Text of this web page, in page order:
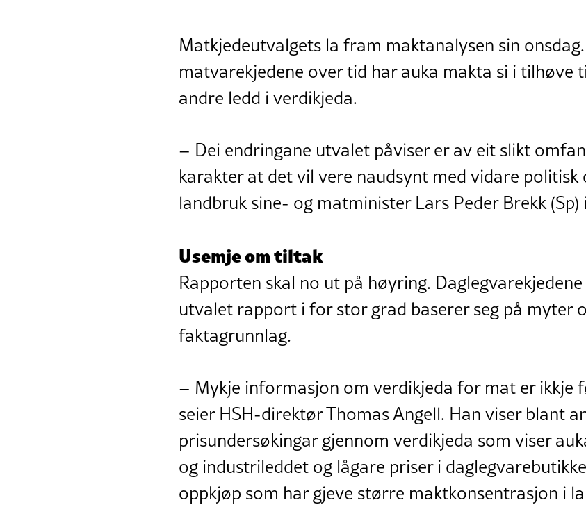
Matkjedeutvalgets la fram maktanalysen sin
matvarekjedene over tid har auka makta si i tilhøve
andre ledd i verdikjeda.
– Dei endringane utvalet påviser er av eit slikt
karakter at det vil vere naudsynt med vidare politisk
landbruk sine- og matminister Lars Peder Brekk (Sp)
Usemje om tiltak
Rapporten skal no ut på høyring.
utvalet rapport i for stor grad baserer seg på myter
faktagrunnlag.
– Mykje informasjon om verdikjeda for mat er ikkje
seier HSH-direktør Thomas Angell. Han viser blant
prisundersøkingar gjennom verdikjeda som viser
og industrileddet og lågare priser i
oppkjøp som har gjeve større maktkonsentrasjon i